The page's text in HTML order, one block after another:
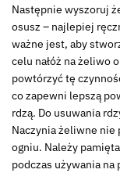
Następnie wyszoruj
osusz – najlepiej
ważne jest, aby
celu nałóż na żeliwo
powtórzyć tę
co zapewni lepszą
rdzą. Do usuwania
Naczynia żeliwne
ogniu. Należy
podczas używania